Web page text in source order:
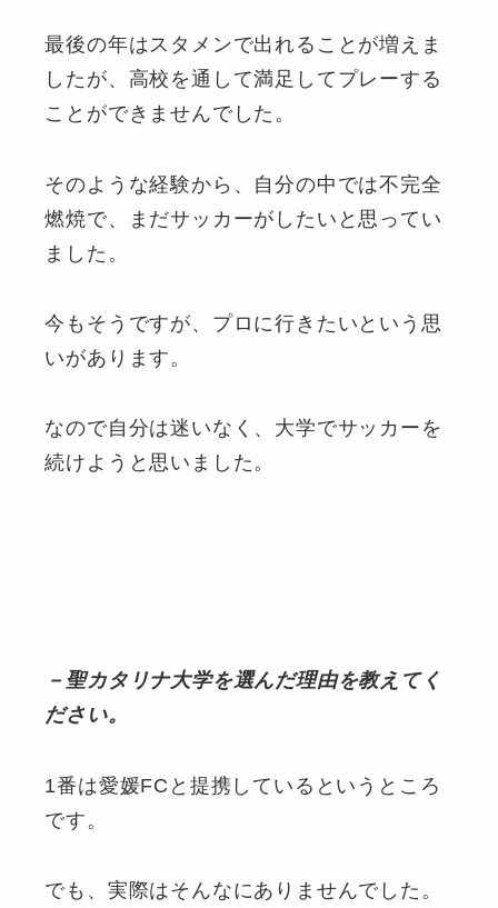
最後の年はスタメンで出れることが増えま
したが、高校を通して満足してプレーする
ことができませんでした。
そのような経験から、自分の中では不完全
燃焼で、まだサッカーがしたいと思ってい
ました。
今もそうですが、プロに行きたいという思
いがあります。
なので自分は迷いなく、大学でサッカーを
続けようと思いました。
－聖カタリナ大学を選んだ理由を教えてく
ださい。
1番は愛媛FCと提携しているというところ
です。
でも、実際はそんなにありませんでした。